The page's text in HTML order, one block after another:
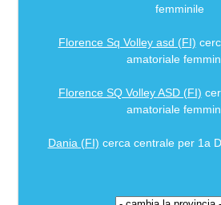
femminile
Florence Sq Volley asd (FI)
amatoriale
Florence SQ Volley ASD (FI)
amatoriale
Dania (FI) cerca centrale per 1a